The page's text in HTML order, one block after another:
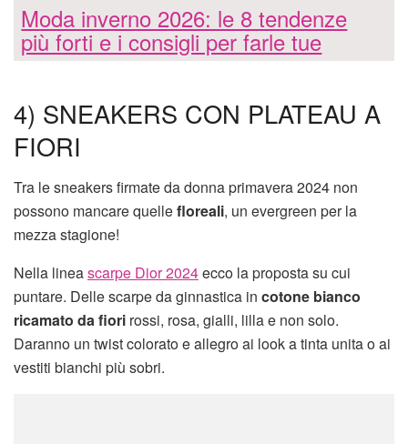
Moda inverno 2026: le 8 tendenze
più forti e i consigli per farle tue
4) SNEAKERS CON PLATEAU A
FIORI
Tra le sneakers firmate da donna primavera 2024 non
possono mancare quellefloreali, un evergreen per la
mezza stagione!
Nella lineascarpe Dior 2024ecco la proposta su cui
puntare. Delle scarpe da ginnastica in cotone bianco
ricamato da fiori rossi, rosa, gialli, lilla e non solo.
Daranno un twist colorato e allegro ai look a tinta unita o ai
vestiti bianchi più sobri.